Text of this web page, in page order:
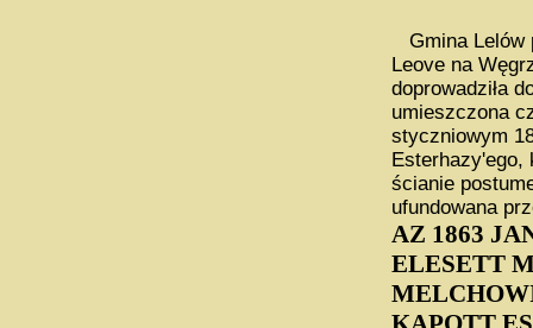
Gmina Lelów
Leove na
doprowadziła
umieszczona
styczniowym
Esterhazy'ego,
ścianie
ufundowana
AZ 1863
ELESETT